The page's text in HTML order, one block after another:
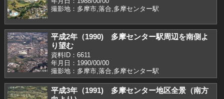
撮影地：多摩市,落合,多摩センター駅
平成2年（1990) 多摩センター駅周辺を南側よ
り望む
資料ID：6611
年月日：1990/00/00
撮影地：多摩市,落合,多摩センター駅
平成3年（1991) 多摩センター地区全景（南方